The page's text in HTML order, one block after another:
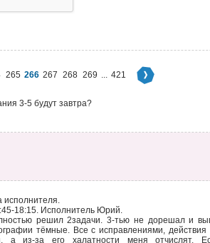
265 266 267 268 269 ... 421
3-5 будут завтра?
исполнителя.
18:15. Исполнитель Юрий.
решил 2задачи. 3-тью не дорешал и
тёмные. Все с исправлениями,
а из-за его халатности меня отчислят.